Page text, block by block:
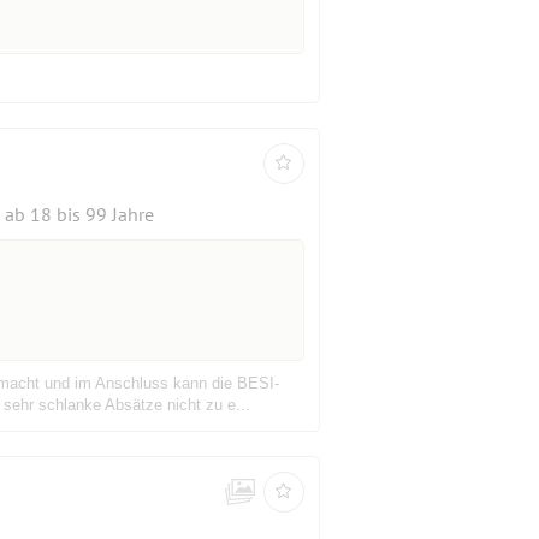
ab 18 bis 99 Jahre
und im Anschluss kann die BESI-
schlanke Absätze nicht zu e...